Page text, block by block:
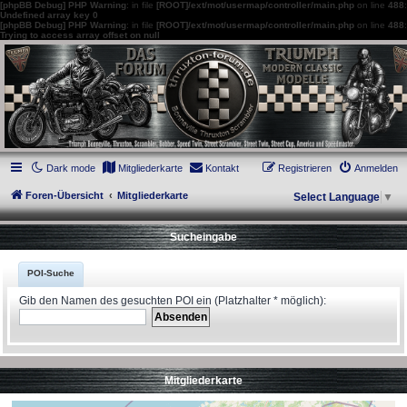
[phpBB Debug] PHP Warning: in file [ROOT]/ext/mot/usermap/controller/main.php on line 488:
Undefined array key 0
[phpBB Debug] PHP Warning: in file [ROOT]/ext/mot/usermap/controller/main.php on line 488:
Trying to access array offset on null
thruxton-forum.de
DAS FORUM! Alles rund um die Triumph Modern Classic Modelle. Das Forum für
die New Bonneville Baureihen ab BJ 2001. Triumph Bonneville, Thruxton,
Scrambler, Bobber, Speed Twin, Street Scrambler, Street Twin, Street Cup, America
und Speedmaster.
Dark mode
Mitgliederkarte Kontakt Anmelden
Registrieren
Foren-Übersicht Mitgliederkarte Select Language ▼
Sucheingabe
POI-Suche
Gib den Namen des gesuchten POI ein (Platzhalter * möglich):
Mitgliederkarte